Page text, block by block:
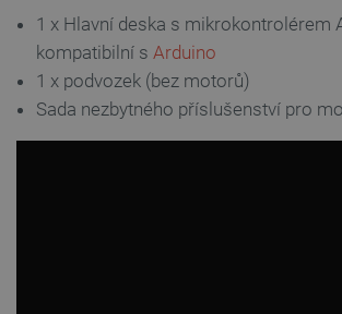
1 x Hlavní deska s mikrokontrolérem
kompatibilní s Arduino
1 x podvozek (bez motorů)
Sada nezbytného příslušenství pro